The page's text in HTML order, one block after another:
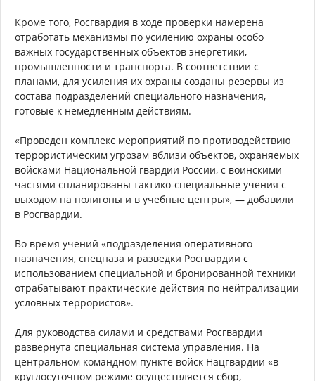
Кроме того, Росгвардия в ходе проверки намерена
отработать механизмы по усилению охраны особо
важных государственных объектов энергетики,
промышленности и транспорта. В соответствии с
планами, для усиления их охраны созданы резервы из
состава подразделений специального назначения,
готовые к немедленным действиям.
«Проведен комплекс мероприятий по противодействию
террористическим угрозам вблизи объектов, охраняемых
войсками Национальной гвардии России, с воинскими
частями спланированы тактико-специальные учения с
выходом на полигоны и в учебные центры», — добавили
в Росгвардии.
Во время учений «подразделения оперативного
назначения, спецназа и разведки Росгвардии с
использованием специальной и бронированной техники
отрабатывают практические действия по нейтрализации
условных террористов».
Для руководства силами и средствами Росгвардии
развернута специальная система управления. На
центральном командном пункте войск Нацгвардии «в
круглосуточном режиме осуществляется сбор,